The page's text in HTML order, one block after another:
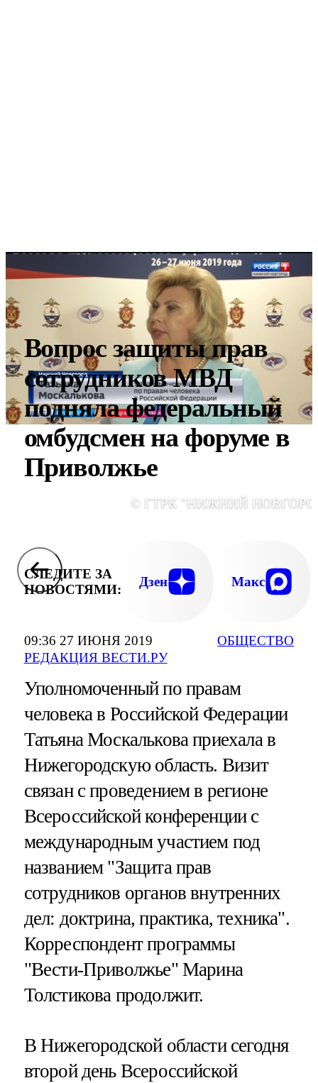
09:36 27 ИЮНЯ 2019
РЕДАКЦИЯ ВЕСТИ.РУ
ОБЩЕСТВО
Вопрос защиты прав
сотрудников МВД
подняла федеральный
омбудсмен на форуме в
Приволжье
© ГТРК "НИЖНИЙ
СЛЕДИТЕ ЗА
НОВОСТЯМИ:
Дзен Макс
Уполномоченный по правам
человека в Российской Федерации
Татьяна Москалькова приехала в
Нижегородскую область. Визит
связан с проведением в регионе
Всероссийской конференции с
международным участием под
названием "Защита прав
сотрудников органов внутренних
дел: доктрина, практика, техника".
Корреспондент программы
"Вести-Приволжье" Марина
Толстикова продолжит.
В Нижегородской области сегодня
второй день Всероссийской